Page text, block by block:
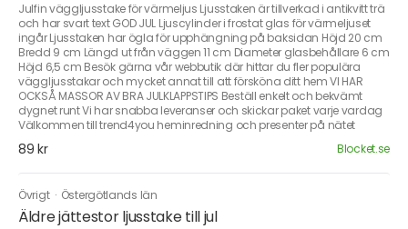
Julfin väggljusstake för värmeljus Ljusstaken är tillverkad i antikvitt trä
och har svart text GOD JUL Ljuscylinder i frostat glas för värmeljuset
ingår Ljusstaken har ögla för upphängning på baksidan Höjd 20 cm
Bredd 9 cm Längd ut från väggen 11 cm Diameter glasbehållare 6 cm
Höjd 6,5 cm Besök gärna vår webbutik där hittar du fler populära
väggljusstakar och mycket annat till att försköna ditt hem VI HAR
OCKSÅ MASSOR AV BRA JULKLAPPSTIPS Beställ enkelt och bekvämt
dygnet runt Vi har snabba leveranser och skickar paket varje vardag
Välkommen till trend4you heminredning och presenter på nätet
89 kr Blocket.se
Övrigt · Östergötlands län
Äldre jättestor ljusstake till jul